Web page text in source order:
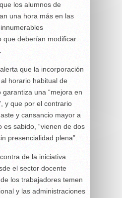
los alumnos de
una hora más en las
que deberían modificar
que la incorporación
horario habitual de
una “mejora en
y que por el contrario
y cansancio mayor a
es sabido, “vienen de dos
presencialidad plena”.
de la iniciativa
el sector docente
los trabajadores temen
y las administraciones